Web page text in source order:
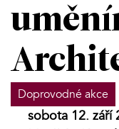
Doprovodné akce
sobota 12. září